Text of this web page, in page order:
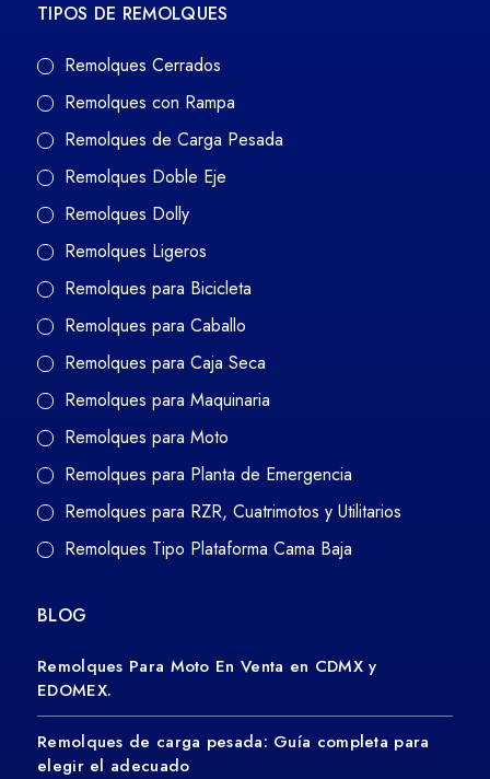
TIPOS DE REMOLQUES
Remolques Cerrados
Remolques con Rampa
Remolques de Carga Pesada
Remolques Doble Eje
Remolques Dolly
Remolques Ligeros
Remolques para Bicicleta
Remolques para Caballo
Remolques para Caja Seca
Remolques para Maquinaria
Remolques para Moto
Remolques para Planta de Emergencia
Remolques para RZR, Cuatrimotos y Utilitarios
Remolques Tipo Plataforma Cama Baja
BLOG
Remolques Para Moto En Venta en CDMX y
EDOMEX.
Remolques de carga pesada: Guía completa para
elegir el adecuado